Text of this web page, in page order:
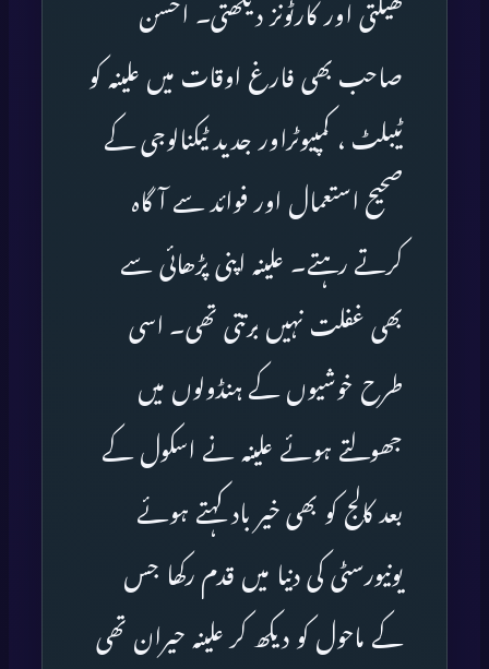
کھیلتی اور کارٹونز دیکھتی۔ احسن
صاحب بھی فارغ اوقات میں علینہ کو
ٹیبلٹ ، کمپیوٹراور جدید ٹیکنالوجی کے
صحیح استعمال اور فوائد سے آگاہ
کرتے رہتے۔ علینہ اپنی پڑھائی سے
بھی غفلت نہیں برتتی تھی۔ اسی
طرح خوشیوں کے ہنڈولوں میں
جھولتے ہوئے علینہ نے اسکول کے
بعد کالج کو بھی خیر باد کہتے ہوئے
یونیورسٹی کی دنیا میں قدم رکھا جس
کے ماحول کو دیکھ کر علینہ حیران تھی